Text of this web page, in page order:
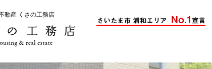
動産 くさの工務店